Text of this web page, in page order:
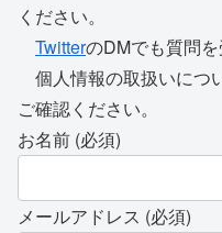
ください。
TwitterのDMでも質問を
個人情報の取扱いにつ
ご確認ください。
お名前 (必須)
メールアドレス (必須)